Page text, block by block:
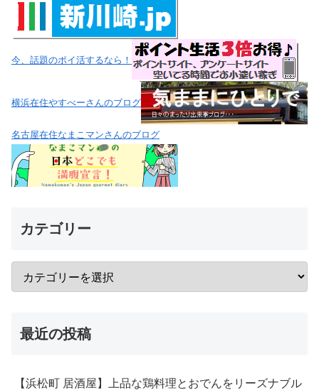
今、話題のポイ活するなら！
横浜在住やすべーさんのブログ
名古屋在住なまこマンさんのブログ
カテゴリー
最近の投稿
【浜松町 居酒屋】上品な鶏料理とおでんをリーズナブル